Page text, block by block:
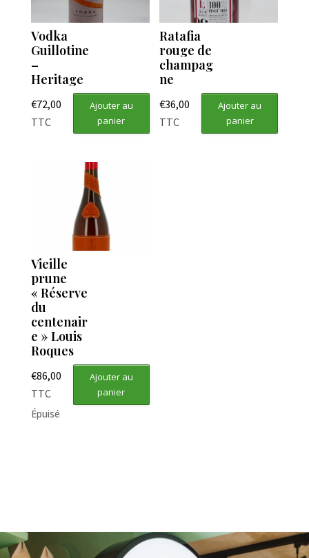
Vodka
Guillotine
–
Heritage
€72,00
TTC
Ajouter au
panier
Ratafia
rouge de
champag
ne
€36,00
TTC
Ajouter au
panier
Vieille
prune
« Réserve
du
centenair
e » Louis
Roques
€86,00
TTC
Ajouter au
panier
Épuisé